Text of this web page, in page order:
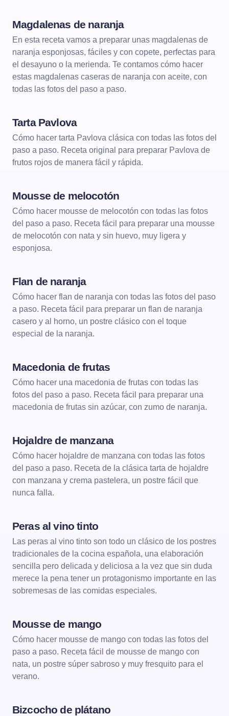
Magdalenas de naranja
En esta receta vamos a preparar unas magdalenas de
naranja esponjosas, fáciles y con copete, perfectas para
el desayuno o la merienda. Te contamos cómo hacer
estas magdalenas caseras de naranja con aceite, con
todas las fotos del paso a paso.
Tarta Pavlova
Cómo hacer tarta Pavlova clásica con todas las fotos del
paso a paso. Receta original para preparar Pavlova de
frutos rojos de manera fácil y rápida.
Mousse de melocotón
Cómo hacer mousse de melocotón con todas las fotos
del paso a paso. Receta fácil para preparar una mousse
de melocotón con nata y sin huevo, muy ligera y
esponjosa.
Flan de naranja
Cómo hacer flan de naranja con todas las fotos del paso
a paso. Receta fácil para preparar un flan de naranja
casero y al horno, un postre clásico con el toque
especial de la naranja.
Macedonia de frutas
Cómo hacer una macedonia de frutas con todas las
fotos del paso a paso. Receta fácil para preparar una
macedonia de frutas sin azúcar, con zumo de naranja.
Hojaldre de manzana
Cómo hacer hojaldre de manzana con todas las fotos
del paso a paso. Receta de la clásica tarta de hojaldre
con manzana y crema pastelera, un postre fácil que
nunca falla.
Peras al vino tinto
Las peras al vino tinto son todo un clásico de los postres
tradicionales de la cocina española, una elaboración
sencilla pero delicada y deliciosa a la vez que sin duda
merece la pena tener un protagonismo importante en las
sobremesas de las comidas especiales.
Mousse de mango
Cómo hacer mousse de mango con todas las fotos del
paso a paso. Receta fácil de mousse de mango con
nata, un postre súper sabroso y muy fresquito para el
verano.
Bizcocho de plátano